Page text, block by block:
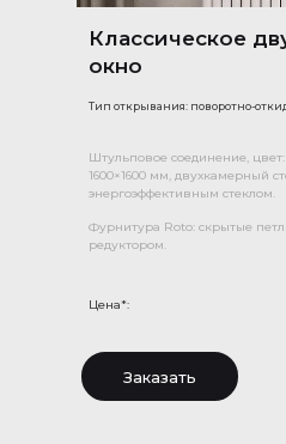
Классическое
окно
Тип открывания: поворотно-
Цена*:
Заказать
Штульповое соединение,
1600×1600 мм, двухкамерный
энергоэффективным стеклом.
Фурнитура Roto: скрытые
редуктором.